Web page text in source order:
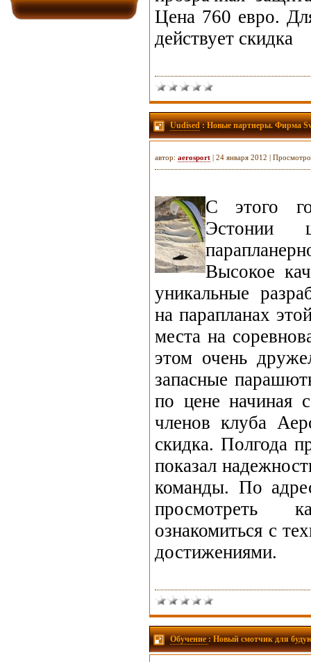
Цена 760 евро.
действует скидка
Uudised: Новые партнеры. Фирма
автор: aerosport | 24 января 2012 |
С этого
Эстонии
Высокое
уникальные
на парапланах
места на
этом очень
запасные
по цене начиная
членов клуба
скидка. Полгода
показал
команды. По
просмотреть
ознакомиться с
достижениями.
Обучение: Новый смотчик для